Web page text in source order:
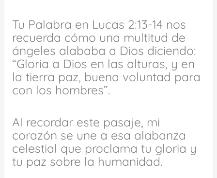
Tu Palabra en Lucas 2:13-14 nos
recuerda cómo una multitud de
ángeles alababa a Dios diciendo:
“Gloria a Dios en las alturas, y en
la tierra paz, buena voluntad para
con los hombres”.
Al recordar este pasaje, mi
corazón se une a esa alabanza
celestial que proclama tu gloria y
tu paz sobre la humanidad.